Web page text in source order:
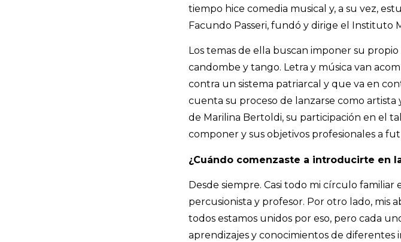
tiempo hice comedia musical y, a su vez,
Facundo Passeri, fundó y dirige el Instituto
Los temas de ella buscan imponer su
candombe y tango. Letra y música van
contra un sistema patriarcal y que va en
cuenta su proceso de lanzarse como
de Marilina Bertoldi, su participación en el
componer y sus objetivos profesionales a
¿Cuándo comenzaste a introducirte en
Desde siempre. Casi todo mi círculo familiar
percusionista y profesor. Por otro lado, mis
todos estamos unidos por eso, pero cada
aprendizajes y conocimientos de diferentes